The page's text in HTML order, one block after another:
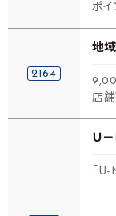
ポイ
2164
地
店
Ｕ－
「